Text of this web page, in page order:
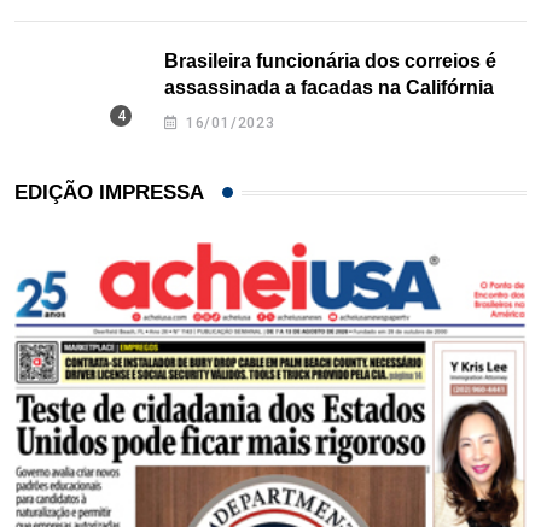
Brasileira funcionária dos correios é
assassinada a facadas na Califórnia
16/01/2023
EDIÇÃO IMPRESSA